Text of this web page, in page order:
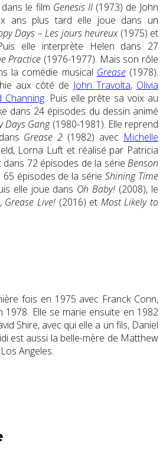
le film Genesis II(1973) de John
ans plus tard elle joue dans un
Days – Les jours heureux(1975) et
elle interprète Helen dans 27
Practice (1976-1977). Mais son rôle
la comédie musical Grease(1978).
aux côté de John Travolta, Olivia
Channing. Puis elle prête sa voix au
dans 24 épisodes du dessin animé
Days Gang(1980-1981). Elle reprend
Grease 2 (1982) avec Michelle
Lorna Luft et réalisé par Patricia
dans 72 épisodes de la série Benson
65 épisodes de la sérieShining Time
elle joue dans Oh Baby! (2008), le
Grease Live! (2016) et Most Likely to
fois en 1975 avec Franck Conn,
1978. Elle se marie ensuite en 1982
Shire, avec qui elle a un fils, Daniel
est aussi la belle-mère de Matthew
Angeles.